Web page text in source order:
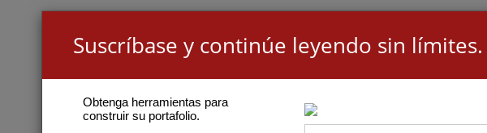
Suscríbase y continúe leyendo sin límites.
Obtenga herramientas para
construir su portafolio.